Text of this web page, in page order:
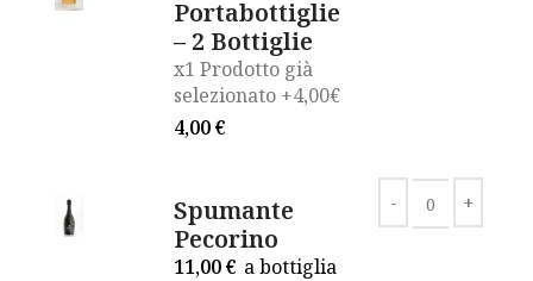
Portabottiglie
– 2 Bottiglie
x1 Prodotto già
selezionato +4,00€
4,00€
Spumante
Pecorino
11,00€ a bottiglia